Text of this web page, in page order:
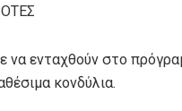
να ενταχθούν στο
κονδύλια.